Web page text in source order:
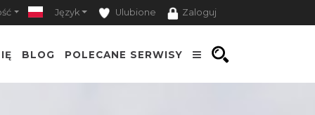
Język Ulubione Zaloguj
BLOG POLECANE SERWISY